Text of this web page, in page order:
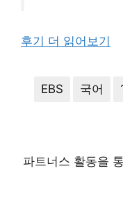
후기 더 읽어보기
EBS 국어